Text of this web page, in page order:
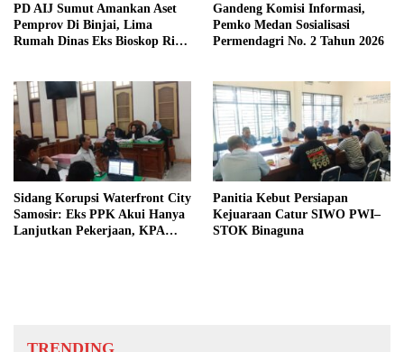
PD AIJ Sumut Amankan Aset
Pemprov Di Binjai, Lima
Rumah Dinas Eks Bioskop Ria
Gandeng Komisi Informasi,
Pemko Medan Sosialisasi
Permendagri No. 2 Tahun 2026
Sidang Korupsi Waterfront City
Samosir: Eks PPK Akui Hanya
Lanjutkan Pekerjaan, KPA
Panitia Kebut Persiapan
Kejuaraan Catur SIWO PWI–
STOK Binaguna
TRENDING